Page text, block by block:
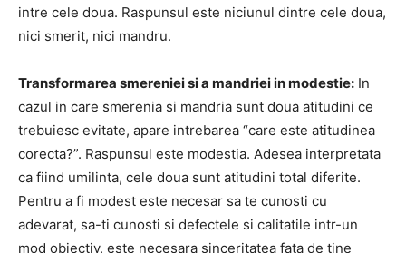
intre cele doua. Raspunsul este niciunul dintre cele doua,
nici smerit, nici mandru.
Transformarea smereniei si a mandriei in modestie: In
cazul in care smerenia si mandria sunt doua atitudini ce
trebuiesc evitate, apare intrebarea “care este atitudinea
corecta?”. Raspunsul este modestia. Adesea interpretata
ca fiind umilinta, cele doua sunt atitudini total diferite.
Pentru a fi modest este necesar sa te cunosti cu
adevarat, sa-ti cunosti si defectele si calitatile intr-un
mod obiectiv, este necesara sinceritatea fata de tine